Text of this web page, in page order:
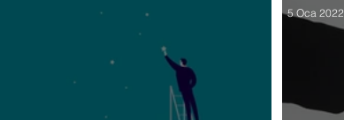
5 Oca 2022